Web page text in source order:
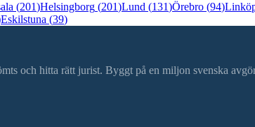
(201)Helsingborg (201)Lund (131)Örebro (94)
Eskilstuna (39)
och hitta rätt jurist. Byggt på en miljon svenska